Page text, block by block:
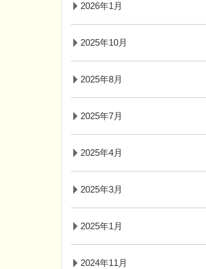
2026年1月
2025年10月
2025年8月
2025年7月
2025年4月
2025年3月
2025年1月
2024年11月